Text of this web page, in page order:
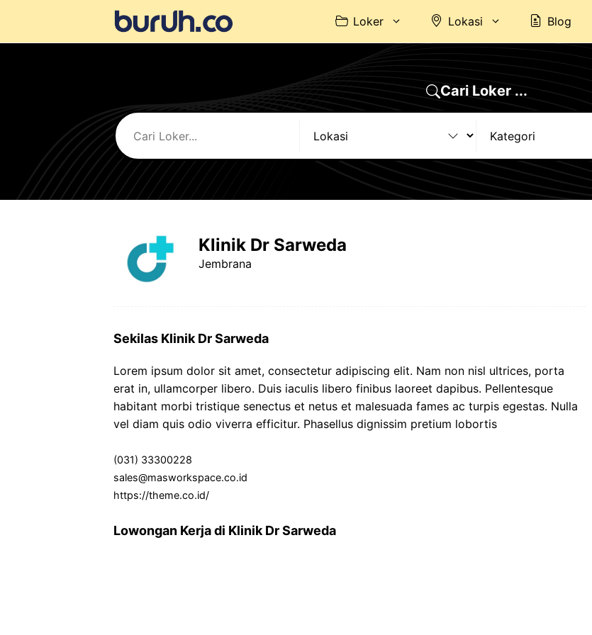
isi
Loker Lokasi Blog
Cari Loker ...
Klinik Dr Sarweda
Jembrana
Sekilas Klinik Dr Sarweda
Lorem ipsum dolor sit amet, consectetur adipiscing elit. Nam non nisl ultrices, porta
erat in, ullamcorper libero. Duis iaculis libero finibus laoreet dapibus. Pellentesque
habitant morbi tristique senectus et netus et malesuada fames ac turpis egestas. Nulla
vel diam quis odio viverra efficitur. Phasellus dignissim pretium lobortis
(031) 33300228
sales@masworkspace.co.id
https://theme.co.id/
Lowongan Kerja di Klinik Dr Sarweda